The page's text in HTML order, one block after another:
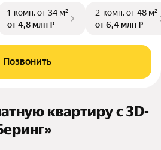
1-комн.от 34 м²
от 4,8 млн ₽
2-комн.от 48 м²
от 6,4 млн ₽
Позвонить
квартиру c 3D-